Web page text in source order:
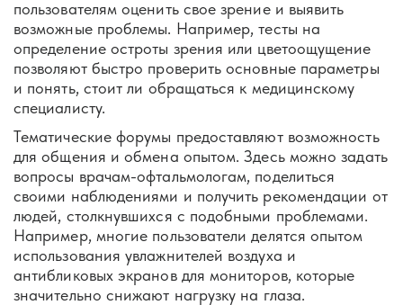
пользователям оценить свое зрение и выявить
возможные проблемы. Например, тесты на
определение остроты зрения или цветоощущение
позволяют быстро проверить основные параметры
и понять, стоит ли обращаться к медицинскому
специалисту.
Тематические форумы предоставляют возможность
для общения и обмена опытом. Здесь можно задать
вопросы врачам-офтальмологам, поделиться
своими наблюдениями и получить рекомендации от
людей, столкнувшихся с подобными проблемами.
Например, многие пользователи делятся опытом
использования увлажнителей воздуха и
антибликовых экранов для мониторов, которые
значительно снижают нагрузку на глаза.